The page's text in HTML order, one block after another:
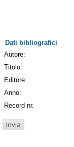
Dati bibliografici
Autore:
Titolo:
Editore:
Anno:
Record nr.